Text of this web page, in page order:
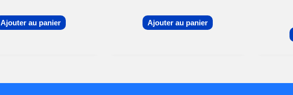
Ajouter au panier Ajouter au panier